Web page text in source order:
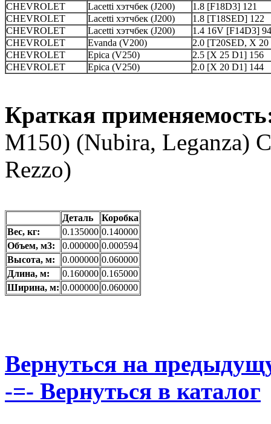
CHEVROLET
Lacetti хэтчбек (J200)
1.8 [F18D3] 121
CHEVROLET
Lacetti хэтчбек (J200)
1.8 [T18SED] 122
CHEVROLET
Lacetti хэтчбек (J200)
1.4 16V [F14D3] 94
CHEVROLET
Evanda (V200)
2.0 [T20SED, X 20
CHEVROLET
Epica (V250)
2.5 [X 25 D1] 156
CHEVROLET
Epica (V250) 2.0 [X 20 D1] 144
Краткая
M150) (Nubira, Leganza)
Rezzo)
Деталь
Коробка
Вес, кг:
0.135000 0.140000
Объем, м3:
0.000000 0.000594
Высота, м:
0.000000 0.060000
Длина, м:
0.160000 0.165000
Ширина, м: 0.000000 0.060000
Вернуться на
-=- Вернуться в каталог